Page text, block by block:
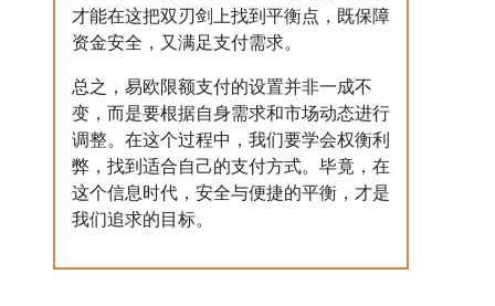
才能在这把双刃剑上找到平衡点，既保障
资金安全，又满足支付需求。
总之，易欧限额支付的设置并非一成不
变，而是要根据自身需求和市场动态进行
调整。在这个过程中，我们要学会权衡利
弊，找到适合自己的支付方式。毕竟，在
这个信息时代，安全与便捷的平衡，才是
我们追求的目标。